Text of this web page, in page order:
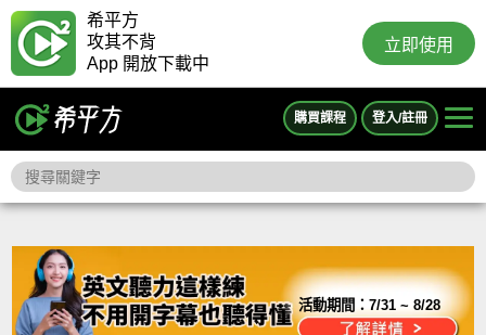
希平方
攻其不背
App 開放下載中
立即使用
購買課程 登入/註冊
活動期間：7/31 ~ 8/28